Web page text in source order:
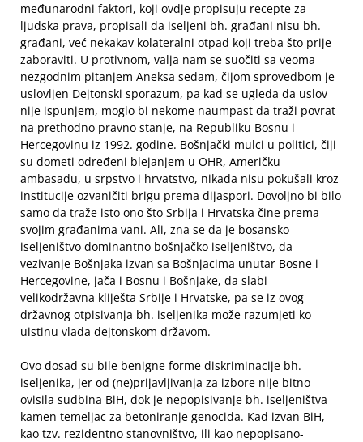
međunarodni faktori, koji ovdje propisuju recepte za
ljudska prava, propisali da iseljeni bh. građani nisu bh.
građani, već nekakav kolateralni otpad koji treba što prije
zaboraviti. U protivnom, valja nam se suočiti sa veoma
nezgodnim pitanjem Aneksa sedam, čijom sprovedbom je
uslovljen Dejtonski sporazum, pa kad se ugleda da uslov
nije ispunjem, moglo bi nekome naumpast da traži povrat
na prethodno pravno stanje, na Republiku Bosnu i
Hercegovinu iz 1992. godine. Bošnjački mulci u politici, čiji
su dometi određeni blejanjem u OHR, Američku
ambasadu, u srpstvo i hrvatstvo, nikada nisu pokušali kroz
institucije ozvaničiti brigu prema dijaspori. Dovoljno bi bilo
samo da traže isto ono što Srbija i Hrvatska čine prema
svojim građanima vani. Ali, zna se da je bosansko
iseljeništvo dominantno bošnjačko iseljeništvo, da
vezivanje Bošnjaka izvan sa Bošnjacima unutar Bosne i
Hercegovine, jača i Bosnu i Bošnjake, da slabi
velikodržavna kliješta Srbije i Hrvatske, pa se iz ovog
državnog otpisivanja bh. iseljenika može razumjeti ko
uistinu vlada dejtonskom državom.
Ovo dosad su bile benigne forme diskriminacije bh.
iseljenika, jer od (ne)prijavljivanja za izbore nije bitno
ovisila sudbina BiH, dok je nepopisivanje bh. iseljeništva
kamen temeljac za betoniranje genocida. Kad izvan BiH,
kao tzv. rezidentno stanovništvo, ili kao nepopisano-